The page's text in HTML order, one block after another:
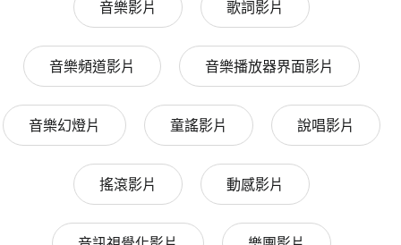
音樂影片 歌詞影片
音樂頻道影片 音樂播放器界面影片
音樂幻燈片 童謠影片 說唱影片
搖滾影片 動感影片